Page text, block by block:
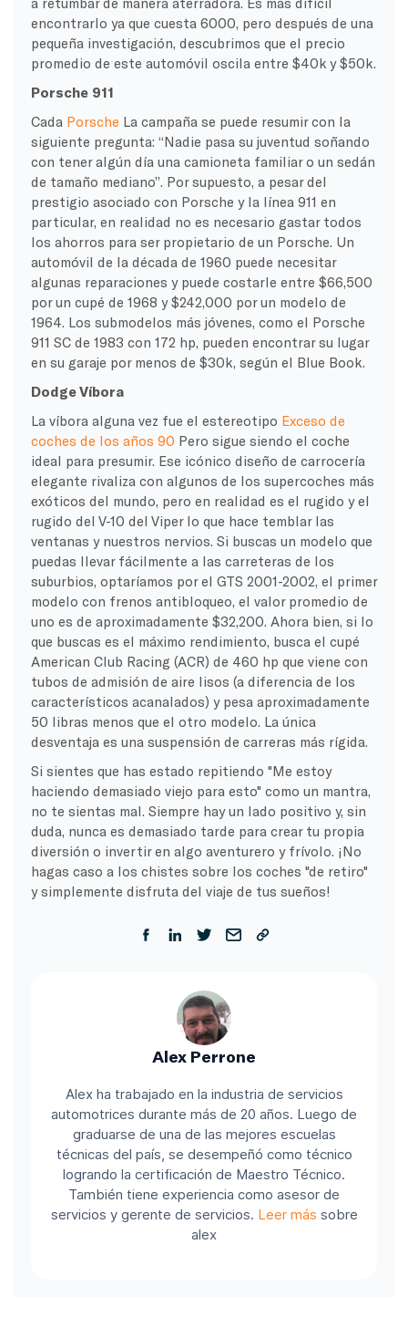
encontrarlo ya que cuesta 6000, pero después de una
pequeña investigación, descubrimos que el precio
promedio de este automóvil oscila entre $40k y $50k.
Porsche 911
Cada Porsche La campaña se puede resumir con la
siguiente pregunta: “Nadie pasa su juventud soñando
con tener algún día una camioneta familiar o un sedán
de tamaño mediano”. Por supuesto, a pesar del
prestigio asociado con Porsche y la línea 911 en
particular, en realidad no es necesario gastar todos
los ahorros para ser propietario de un Porsche. Un
automóvil de la década de 1960 puede necesitar
algunas reparaciones y puede costarle entre $66,500
por un cupé de 1968 y $242,000 por un modelo de
1964. Los submodelos más jóvenes, como el Porsche
911 SC de 1983 con 172 hp, pueden encontrar su lugar
en su garaje por menos de $30k, según el Blue Book.
Dodge Víbora
La víbora alguna vez fue el estereotipo Exceso de
coches de los años 90 Pero sigue siendo el coche
ideal para presumir. Ese icónico diseño de carrocería
elegante rivaliza con algunos de los supercoches más
exóticos del mundo, pero en realidad es el rugido y el
rugido del V-10 del Viper lo que hace temblar las
ventanas y nuestros nervios. Si buscas un modelo que
puedas llevar fácilmente a las carreteras de los
suburbios, optaríamos por el GTS 2001-2002, el primer
modelo con frenos antibloqueo, el valor promedio de
uno es de aproximadamente $32,200. Ahora bien, si lo
que buscas es el máximo rendimiento, busca el cupé
American Club Racing (ACR) de 460 hp que viene con
tubos de admisión de aire lisos (a diferencia de los
característicos acanalados) y pesa aproximadamente
50 libras menos que el otro modelo. La única
desventaja es una suspensión de carreras más rígida.
Si sientes que has estado repitiendo "Me estoy
haciendo demasiado viejo para esto" como un mantra,
no te sientas mal. Siempre hay un lado positivo y, sin
duda, nunca es demasiado tarde para crear tu propia
diversión o invertir en algo aventurero y frívolo. ¡No
hagas caso a los chistes sobre los coches "de retiro"
y simplemente disfruta del viaje de tus sueños!
Alex Perrone
Alex ha trabajado en la industria de servicios
automotrices durante más de 20 años. Luego de
graduarse de una de las mejores escuelas
técnicas del país, se desempeñó como técnico
logrando la certificación de Maestro Técnico.
También tiene experiencia como asesor de
servicios y gerente de servicios. Leer más sobre
alex